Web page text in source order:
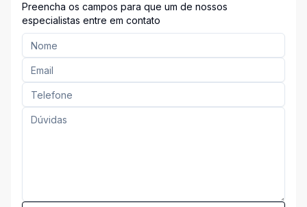
Preencha os campos para que um de nossos
especialistas entre em contato